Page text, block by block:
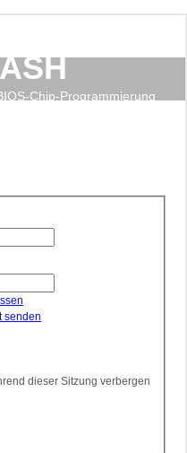
Chip-Programmierung
senden
dieser Sitzung verbergen